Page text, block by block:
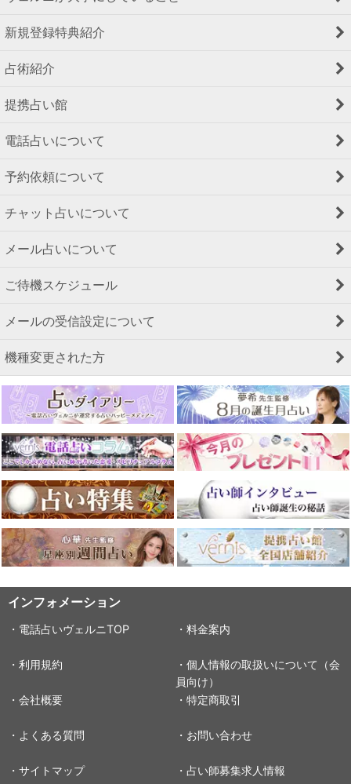
新規登録特典紹介
占術紹介
提携占い館
電話占いについて
予約依頼について
チャット占いについて
メール占いについて
ご待機スケジュール
メールの受信設定について
機種変更された方
インフォメーション
・電話占いヴェルニTOP ・料金案内
・利用規約
・個人情報の取扱いについて（会
員向け）
・会社概要
・特定商取引
・よくある質問 ・お問い合わせ
・サイトマップ ・占い師募集求人情報